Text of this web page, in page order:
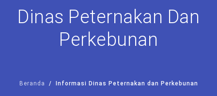
Dinas Peternakan Dan
Perkebunan
Beranda Informasi Dinas Peternakan dan Perkebunan